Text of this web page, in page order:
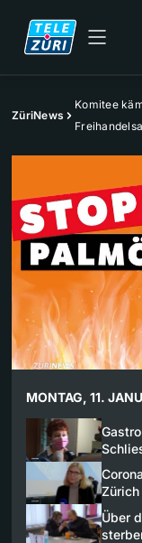
ZüriNews
Komitee
MONTAG, 11.
Über